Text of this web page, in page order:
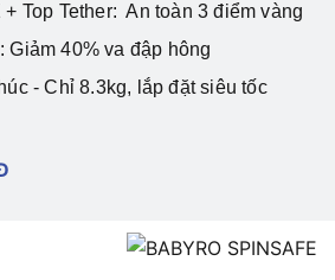
+ Top Tether: An toàn 3 điểm vàng
40% va đập hông
- Chỉ 8.3kg, lắp đặt siêu tốc